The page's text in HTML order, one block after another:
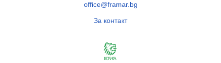
office@framar.bg
За контакт